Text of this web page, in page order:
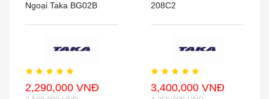
Ngoại Taka BG02B
2,290,000 VNĐ
208C2
3,400,000 VNĐ